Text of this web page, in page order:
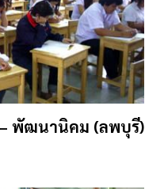
– พัฒนานิคม (ลพบุรี)